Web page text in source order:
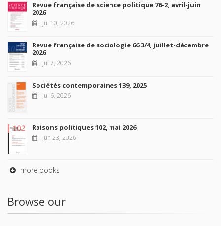
Revue française de science politique 76-2, avril-juin
2026
Jul 10, 2026
Revue française de sociologie 66 3/4, juillet-décembre
2026
Jul 7, 2026
Sociétés contemporaines 139, 2025
Jul 6, 2026
Raisons politiques 102, mai 2026
Jun 23, 2026
more books
Browse our